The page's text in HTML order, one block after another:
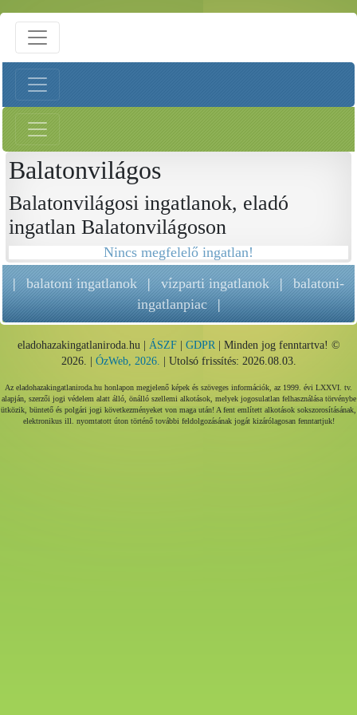
Balatonvilágos
Balatonvilágosi ingatlanok, eladó
ingatlan Balatonvilágoson
Nincs megfelelő ingatlan!
| balatoni ingatlanok | vízparti ingatlanok | balatoni-
ingatlanpiac |
eladohazakingatlaniroda.hu | ÁSZF| GDPR| Minden jog fenntartva! ©
2026. | ÓzWeb, 2026. | Utolsó frissítés: 2026.08.03.
Az eladohazakingatlaniroda.hu honlapon megjelenő képek és szöveges információk, az 1999. évi LXXVI. tv.
alapján, szerzői jogi védelem alatt álló, önálló szellemi alkotások, melyek jogosulatlan felhasználása törvénybe
ütközik, büntető és polgári jogi következményeket von maga után! A fent említett alkotások sokszorosításának,
elektronikus ill. nyomtatott úton történő további feldolgozásának jogát kizárólagosan fenntartjuk!